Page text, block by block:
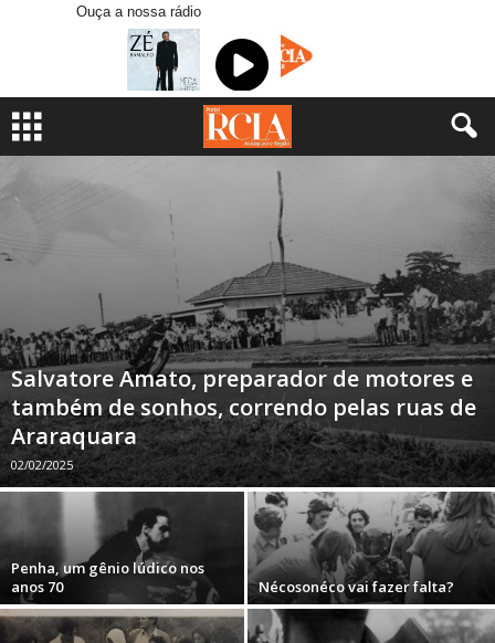
Ouça a nossa rádio
Salvatore Amato, preparador de motores e
também de sonhos, correndo pelas ruas de
Araraquara
02/02/2025
Penha, um gênio lúdico nos
anos 70
Nécosonéco vai fazer falta?